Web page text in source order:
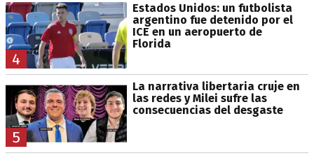
4
Estados Unidos: un futbolista
argentino fue detenido por el
ICE en un aeropuerto de
Florida
5
La narrativa libertaria cruje en
las redes y Milei sufre las
consecuencias del desgaste